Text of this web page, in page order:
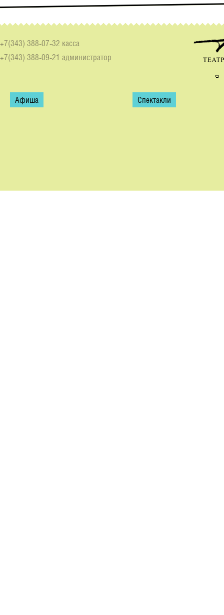
+7(343) 388-07-32 касса
+7(343) 388-09-21 администратор
Афиша Спектакли